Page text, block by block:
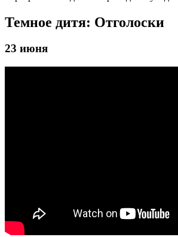
Темное дитя: Отголоски
23 июня